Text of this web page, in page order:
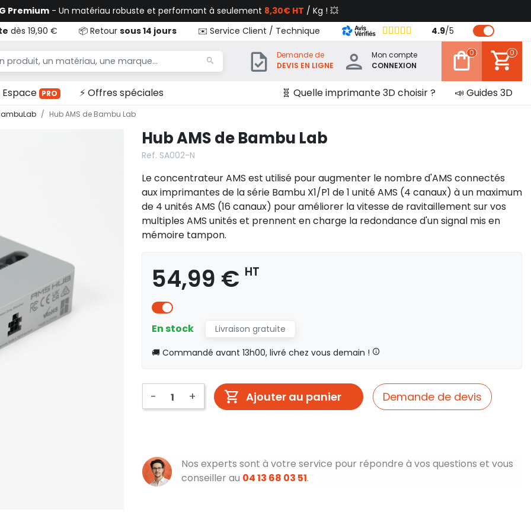
Premium - Un matériau robuste et performant à seulement 8,30€ HT / Kg ! 💥
dès 19,90 € 📦 Retour sous 14 jours ✉️ Service Client / Technique 4.9/5
Demande de
DEVIS EN LIGNE
Mon compte
CONNEXION
0 0
Espace PRO ⚡ Offres spéciales 🧬 Quelle imprimante 3D choisir ? 📣 Guides 3D
Hub AMS de Bambu Lab
Hub AMS de Bambu Lab
Ref. SA002-N
Le concentrateur AMS est utilisé pour augmenter le nombre d'AMS connectés
aux imprimantes de la série Bambu X1/P1 de 1 unité AMS (4 canaux) à un maximum
de 4 unités AMS (16 canaux) pour améliorer la vitesse de ravitaillement sur vos
multiples AMS unités et prennent en charge la redondance d'un signal mis en
mémoire tampon.
54,99 € HT
En stock
Livraison gratuite
🚚 Commandé avant 13h00, livré chez vous demain !
- + Ajouter au panier Demande de devis
Nos experts sont à votre service pour répondre à vos questions et vous
conseiller au 04 13 68 03 51.